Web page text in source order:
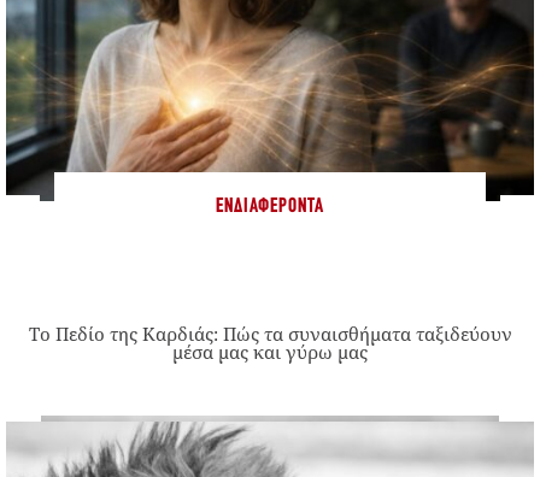
ΕΝΔΙΑΦΈΡΟΝΤΑ
Το Πεδίο της Καρδιάς: Πώς τα συναισθήματα ταξιδεύουν
μέσα μας και γύρω μας